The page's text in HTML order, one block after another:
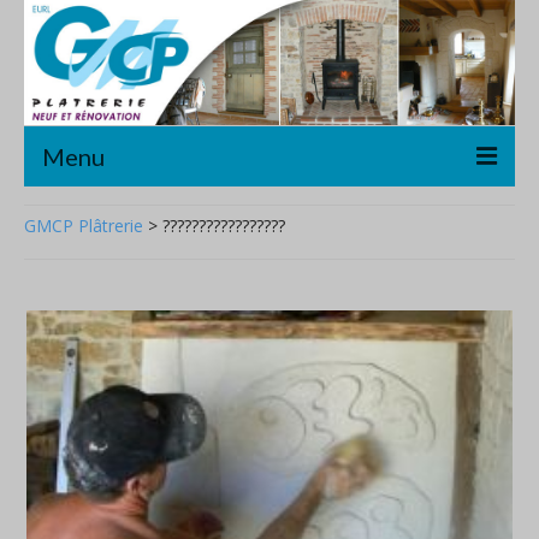
Menu
Accueil
Décoration
Rénovation
A propos
Contact
GMCP Plâtrerie > ?????????????????